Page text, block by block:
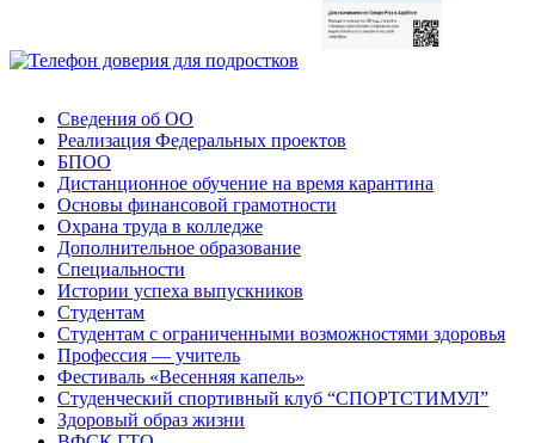
Сведения об ОО
Реализация Федеральных проектов
БПОО
Дистанционное обучение на время карантина
Основы финансовой грамотности
Охрана труда в колледже
Дополнительное образование
Специальности
Истории успеха выпускников
Студентам
Студентам с ограниченными возможностями здоровья
Профессия — учитель
Фестиваль «Весенняя капель»
Студенческий спортивный клуб “СПОРТСТИМУЛ”
Здоровый образ жизни